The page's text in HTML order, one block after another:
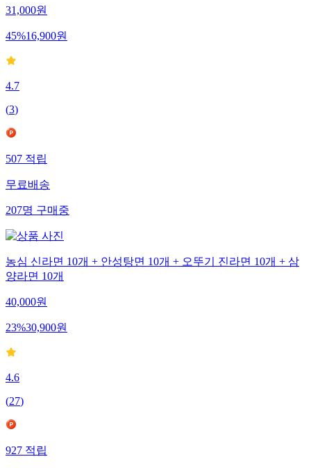
31,000원
45%16,900원
4.7
(3)
507적립
무료배송
207명구매중
농심 신라면 10개 + 안성탕면 10개 + 오뚜기 진라면 10개 + 삼
양라면 10개
40,000원
23%30,900원
4.6
(27)
927적립